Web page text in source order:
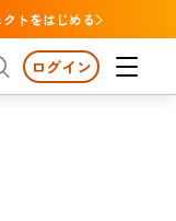
トをはじめる
ログイン